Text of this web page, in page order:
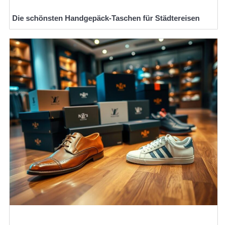
Die schönsten Handgepäck-Taschen für Städtereisen